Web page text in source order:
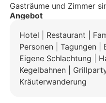
Gasträume und Zimmer
Angebot
Hotel | Restaurant |
Personen | Tagungen |
Eigene Schlachtung |
Kegelbahnen |
Kräuterwanderung